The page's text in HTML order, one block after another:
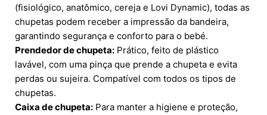
(fisiológico, anatômico, cereja e Lovi Dynamic), todas as
chupetas podem receber a impressão da bandeira,
garantindo segurança e conforto para o bebé.
Prendedor de chupeta: Prático, feito de plástico
lavável, com uma pinça que prende a chupeta e evita
perdas ou sujeira. Compatível com todos os tipos de
chupetas.
Caixa de chupeta: Para manter a higiene e proteção,